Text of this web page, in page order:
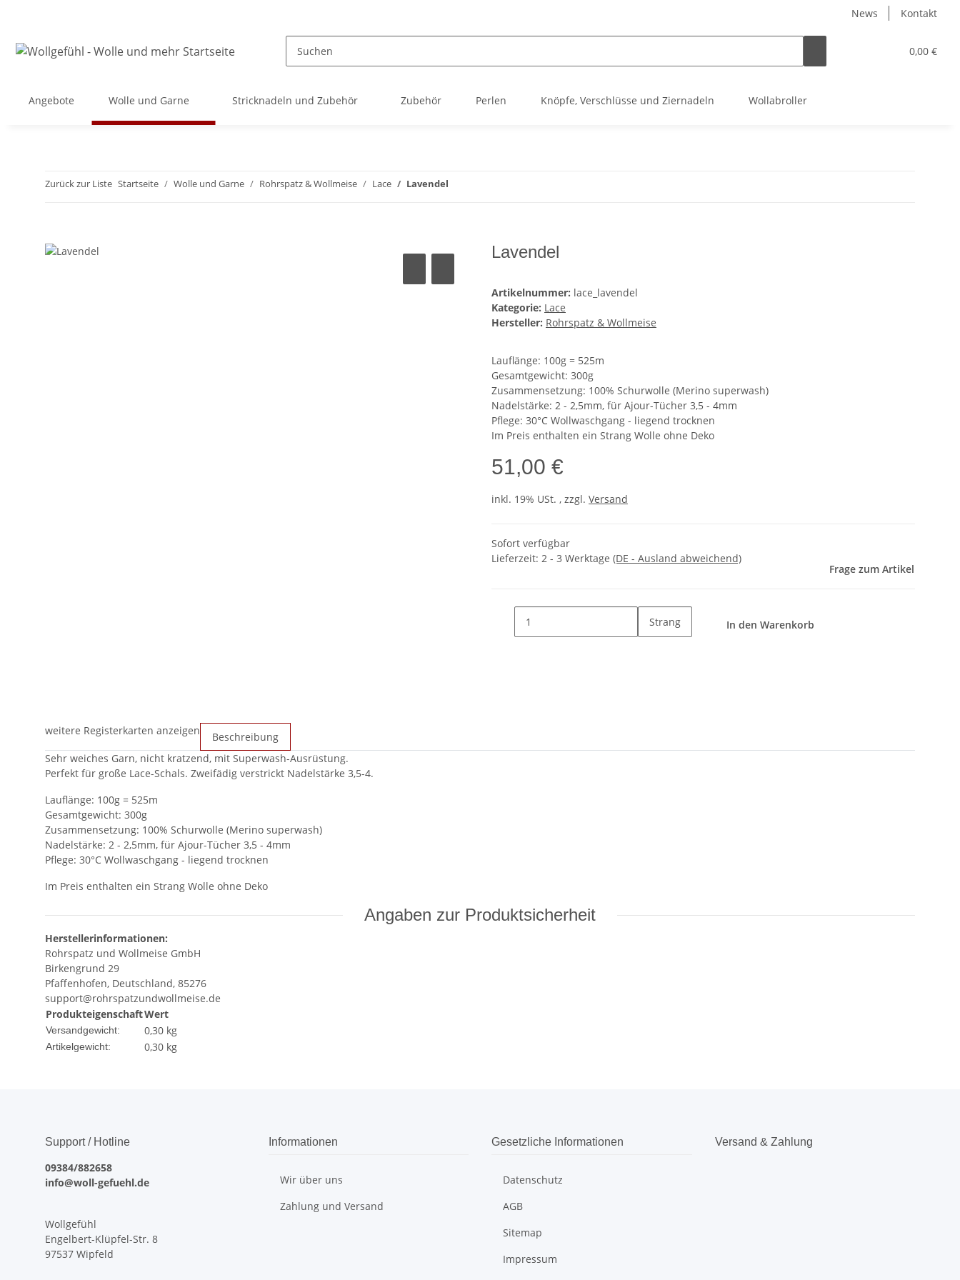
News Kontakt
0,00 €
Angebote Wolle und Garne Stricknadeln und Zubehör Zubehör Perlen Knöpfe, Verschlüsse und Ziernadeln Wollabroller
Zurück zur Liste Startseite Wolle und Garne Rohrspatz & Wollmeise Lace Lavendel
Lavendel
Artikelnummer: lace_lavendel
Kategorie: Lace
Hersteller: Rohrspatz & Wollmeise
Lauflänge: 100g = 525m
Gesamtgewicht: 300g
Zusammensetzung: 100% Schurwolle (Merino superwash)
Nadelstärke: 2 - 2,5mm, für Ajour-Tücher 3,5 - 4mm
Pflege: 30°C Wollwaschgang - liegend trocknen
Im Preis enthalten ein Strang Wolle ohne Deko
51,00 €
inkl. 19% USt. , zzgl. Versand
Sofort verfügbar
Lieferzeit: 2 - 3 Werktage (DE - Ausland abweichend)
Frage zum Artikel
Strang In den Warenkorb
weitere Registerkarten anzeigen
Beschreibung
Sehr weiches Garn, nicht kratzend, mit Superwash-Ausrüstung.
Perfekt für große Lace-Schals. Zweifädig verstrickt Nadelstärke 3,5-4.
Lauflänge: 100g = 525m
Gesamtgewicht: 300g
Zusammensetzung: 100% Schurwolle (Merino superwash)
Nadelstärke: 2 - 2,5mm, für Ajour-Tücher 3,5 - 4mm
Pflege: 30°C Wollwaschgang - liegend trocknen
Im Preis enthalten ein Strang Wolle ohne Deko
Angaben zur Produktsicherheit
Herstellerinformationen:
Rohrspatz und Wollmeise GmbH
Birkengrund 29
Pfaffenhofen, Deutschland, 85276
support@rohrspatzundwollmeise.de
ProdukteigenschaftWert
Versandgewicht: 0,30 kg
Artikelgewicht: 0,30 kg
Support / Hotline
09384/882658
info@woll-gefuehl.de
Wollgefühl
Engelbert-Klüpfel-Str. 8
97537 Wipfeld
Informationen
Wir über uns
Zahlung und Versand
Gesetzliche Informationen
Datenschutz
AGB
Sitemap
Impressum
Versand & Zahlung